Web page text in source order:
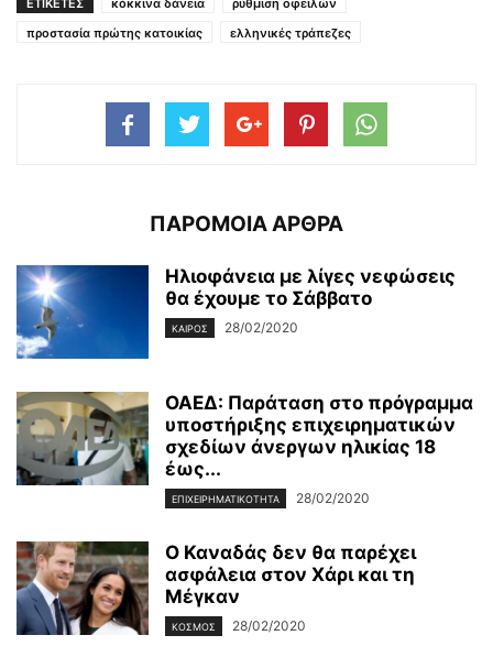
ΕΤΙΚΕΤΕΣ κόκκινα δάνεια
ρύθμιση οφειλών
προστασία πρώτης κατοικίας
ελληνικές τράπεζες
ΠΑΡΟΜΟΙΑ ΑΡΘΡΑ
Ηλιοφάνεια με λίγες νεφώσεις
θα έχουμε το Σάββατο
ΚΑΙΡΌΣ 28/02/2020
ΟΑΕΔ: Παράταση στο πρόγραμμα
υποστήριξης επιχειρηματικών
σχεδίων άνεργων ηλικίας 18
έως...
ΕΠΙΧΕΙΡΗΜΑΤΙΚΌΤΗΤΑ 28/02/2020
Ο Καναδάς δεν θα παρέχει
ασφάλεια στον Χάρι και τη
Μέγκαν
ΚΌΣΜΟΣ 28/02/2020